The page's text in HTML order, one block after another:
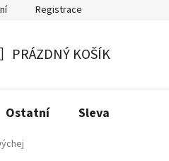
ochrany osobních údajů
Registrace
KOŠÍK
PRÁZDNÝ KOŠÍK
Ostatní Sleva